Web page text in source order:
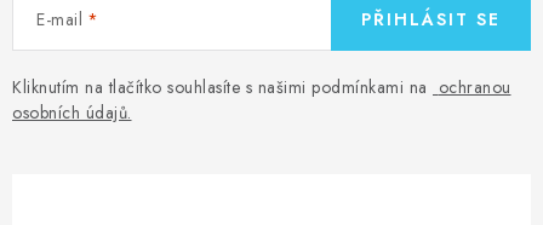
E-mail
Kliknutím na tlačítko souhlasíte s našimi podmínkami na ochranou
osobních údajů.
PŘIHLÁSIT SE